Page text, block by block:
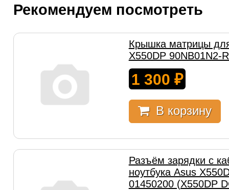
Рекомендуем посмотреть
Крышка матрицы
X550DP 90NB01N2-
1 300 ₽
В корзину
Разъём зарядки с
ноутбука Asus
01450200 (X550DP